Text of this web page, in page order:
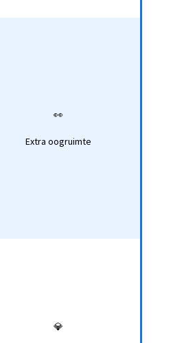
👀
Extra oogruimte
💎